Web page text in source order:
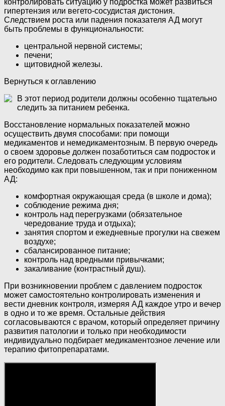
гипертензия или вегето-сосудистая дистония.
Следствием роста или падения показателя АД могут
быть проблемы в функциональности:
центральной нервной системы;
печени;
щитовидной железы.
Вернуться к оглавлению
В этот период родители должны особенно тщательно
следить за питанием ребенка.
Восстановление нормальных показателей можно
осуществить двумя способами: при помощи
медикаментов и немедикаментозным. В первую очередь
о своем здоровье должен позаботиться сам подросток и
его родители. Следовать следующим условиям
необходимо как при повышенном, так и при пониженном
АД:
комфортная окружающая среда (в школе и дома);
соблюдение режима дня;
контроль над перегрузками (обязательное
чередование труда и отдыха);
занятия спортом и ежедневные прогулки на свежем
воздухе;
сбалансированное питание;
контроль над вредными привычками;
закаливание (контрастный душ).
При возникновении проблем с давлением подросток
может самостоятельно контролировать изменения и
вести дневник контроля, измеряя АД каждое утро и вечер
в одно и то же время. Остальные действия
согласовываются с врачом, который определяет причину
развития патологии и только при необходимости
индивидуально подбирает медикаментозное лечение или
терапию фитопрепаратами.